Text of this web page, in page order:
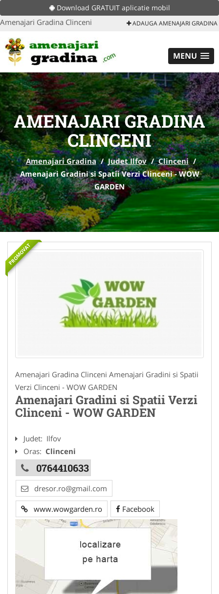
Download GRATUIT aplicatie mobil
Amenajari Gradina Clinceni ADAUGA AMENAJARI GRADINA
MENU
AMENAJARI GRADINA
CLINCENI
Amenajari Gradina / Judet Ilfov / Clinceni /
Amenajari Gradini si Spatii Verzi Clinceni - WOW
GARDEN
PROMOVAT
Amenajari Gradina Clinceni Amenajari Gradini si Spatii
Verzi Clinceni - WOW GARDEN
Amenajari Gradini si Spatii Verzi
Clinceni - WOW GARDEN
Judet: Ilfov
Oras: Clinceni
0764410633
dresor.ro@gmail.com
www.wowgarden.ro Facebook